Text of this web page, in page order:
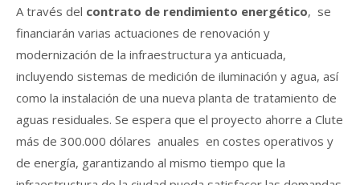
A través del contrato de rendimiento energético, se
financiarán varias actuaciones de renovación y
modernización de la infraestructura ya anticuada,
incluyendo sistemas de medición de iluminación y agua, así
como la instalación de una nueva planta de tratamiento de
aguas residuales. Se espera que el proyecto ahorre a Clute
más de 300.000 dólares anuales en costes operativos y
de energía, garantizando al mismo tiempo que la